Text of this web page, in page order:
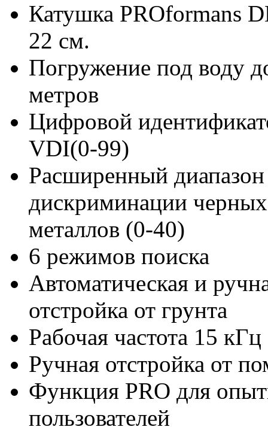
Катушка PROformans
22 см.
Погружение под воду
метров
Цифровой
VDI(0-99)
Расширенный диапазон
дискриминации черных
металлов (0-40)
6 режимов поиска
Автоматическая и
отстройка от грунта
Рабочая частота 15 кГц
Ручная отстройка от
Функция PRO для
пользователей